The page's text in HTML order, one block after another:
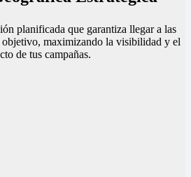
planificada que garantiza llegar a las
maximizando la visibilidad y el
de tus campañas.